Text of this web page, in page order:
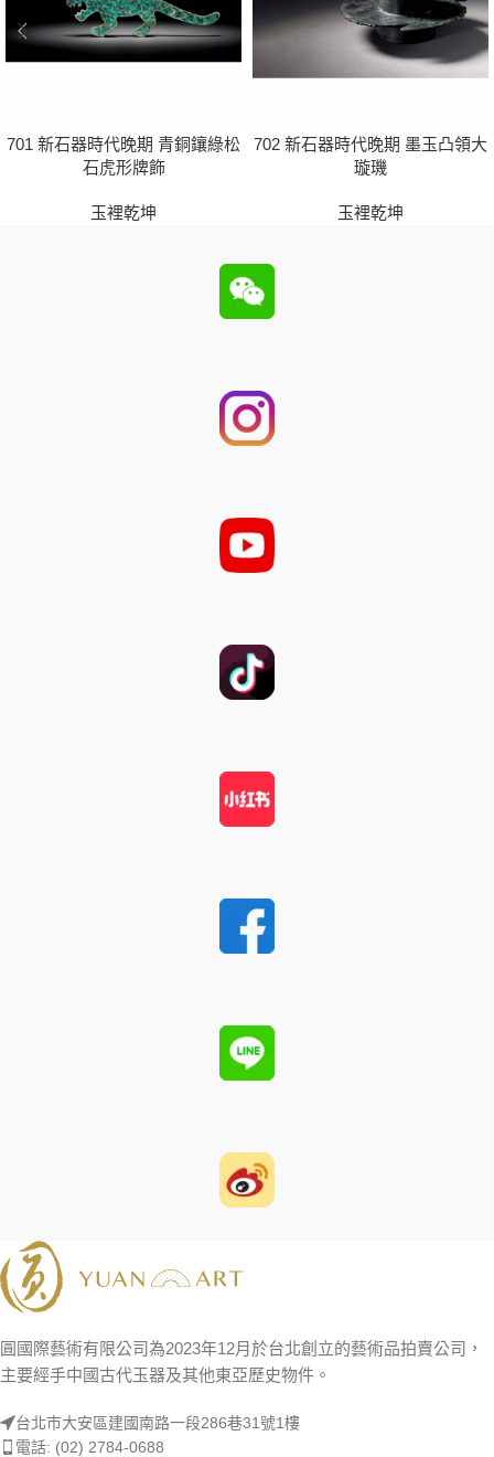
701 新石器時代晚期 青銅鑲綠松
石虎形牌飾
玉裡乾坤
702 新石器時代晚期 墨玉凸領大
璇璣
玉裡乾坤
圓國際藝術有限公司為2023年12月於台北創立的藝術品拍賣公司，
主要經手中國古代玉器及其他東亞歷史物件。
台北市大安區建國南路一段286巷31號1樓
電話: (02) 2784-0688